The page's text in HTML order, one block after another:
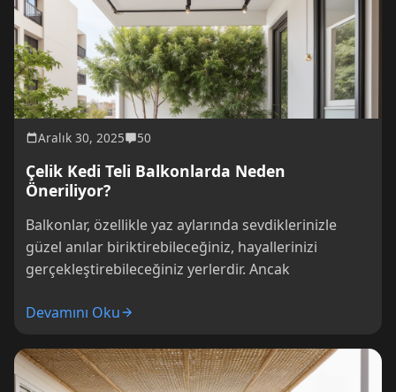
Aralık 30, 2025 50
Çelik Kedi Teli Balkonlarda Neden
Öneriliyor?
Balkonlar, özellikle yaz aylarında sevdiklerinizle
güzel anılar biriktirebileceğiniz, hayallerinizi
gerçekleştirebileceğiniz yerlerdir. Ancak
Devamını Oku